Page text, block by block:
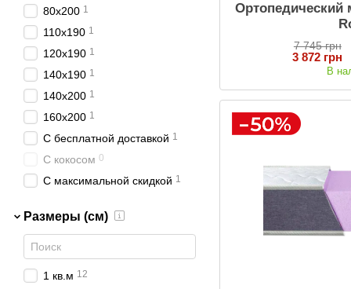
Ортопедический
7 745 грн
3 872 грн
В
EMM 0
80х200 1
110х190 1
120х190 1
140х190 1
140х200 1
160х200 1
С бесплатной доставкой 1
С кокосом 0
С максимальной скидкой 1
Размеры (см)
1 кв.м 12